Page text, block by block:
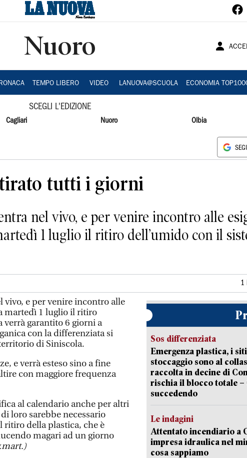
Nuoro
TEMPO LIBERO VIDEO LANUOVA@SCUOLA ECONOMIA
SCEGLI L'EDIZIONE
Cagliari Nuoro Olbia
tutti i giorni
nel vivo, e per venire incontro alle
1 luglio il ritiro dell’umido con il
1
vivo, e per venire incontro alle
martedì 1 luglio il ritiro
garantito 6 giorni a
con la differenziata si
di Siniscola.
e verrà esteso sino a fine
con maggiore frequenza
al calendario anche per altri
loro sarebbe necessario
ritiro della plastica, che è
magari ad un giorno
Sos differenziata
Emergenza plastica, i
stoccaggio sono al
raccolta in decine di
rischia il blocco totale –
succedendo
Le indagini
Attentato incendiario a
impresa idraulica nel
cosa sappiamo